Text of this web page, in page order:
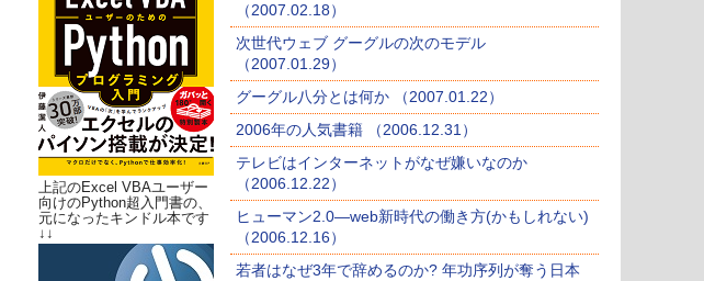
上記のExcel VBAユーザー
向けのPython超入門書の、
元になったキンドル本です
↓↓
（2007.02.18）
次世代ウェブ グーグルの次のモデル
（2007.01.29）
グーグル八分とは何か （2007.01.22）
2006年の人気書籍 （2006.12.31）
テレビはインターネットがなぜ嫌いなのか
（2006.12.22）
ヒューマン2.0―web新時代の働き方(かもしれない)
（2006.12.16）
若者はなぜ3年で辞めるのか? 年功序列が奪う日本